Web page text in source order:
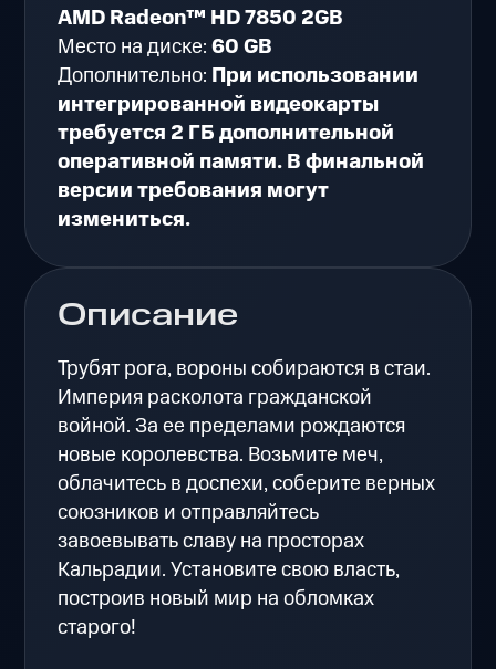
Описание
Трубят рога, вороны собираются в стаи.
Империя расколота гражданской
войной. За ее пределами рождаются
новые королевства. Возьмите меч,
облачитесь в доспехи, соберите верных
союзников и отправляйтесь
завоевывать славу на просторах
Кальрадии. Установите свою власть,
построив новый мир на обломках
старого!
AMD Radeon™ HD 7850 2GB
Место на диске:60 GB
Дополнительно: При использовании
интегрированной видеокарты
требуется 2 ГБ дополнительной
оперативной памяти. В финальной
версии требования могут
измениться.